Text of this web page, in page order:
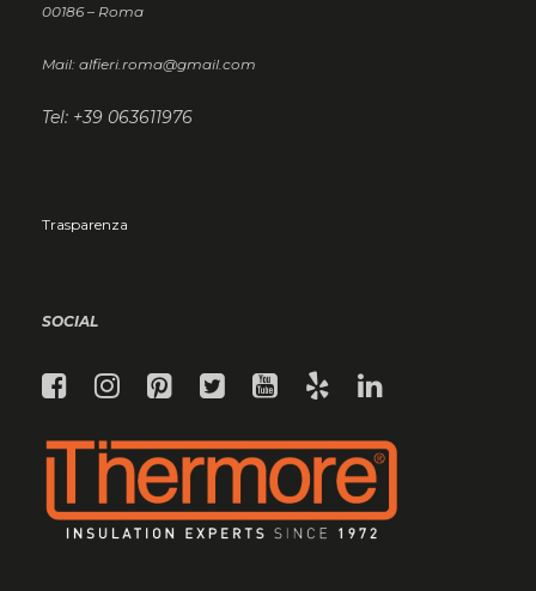
00186 – Roma
Mail: alfieri.roma@gmail.com
Tel: +39 063611976
Trasparenza
SOCIAL